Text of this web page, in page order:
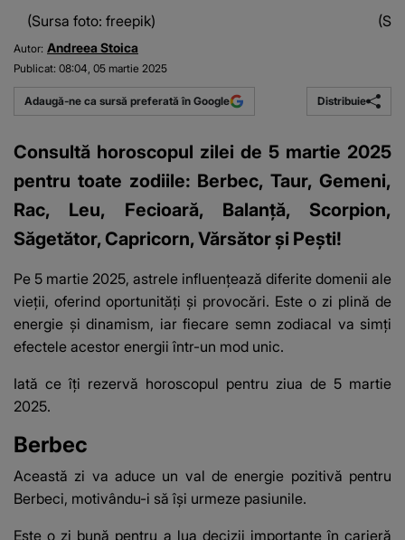
(Sursa foto: freepik)
Autor: Andreea Stoica
Publicat: 08:04, 05 martie 2025
Adaugă-ne ca sursă preferată în Google Distribuie
Consultă horoscopul zilei de 5 martie 2025
pentru toate zodiile: Berbec, Taur, Gemeni,
Rac, Leu, Fecioară, Balanță, Scorpion,
Săgetător, Capricorn, Vărsător și Pești!
Pe 5 martie 2025, astrele influențează diferite domenii ale
vieții, oferind oportunități și provocări. Este o zi plină de
energie și dinamism, iar fiecare semn zodiacal va simți
efectele acestor energii într-un mod unic.
Iată ce îți rezervă horoscopul pentru ziua de 5 martie
2025.
Berbec
Această zi va aduce un val de energie pozitivă pentru
Berbeci, motivându-i să își urmeze pasiunile.
Este o zi bună pentru a lua decizii importante în carieră